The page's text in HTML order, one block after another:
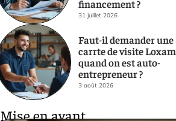
financement ?
31 juillet 2026
Faut-il demander une
carrte de visite Loxam
quand on est auto-
entrepreneur ?
3 août 2026
Mise en avant